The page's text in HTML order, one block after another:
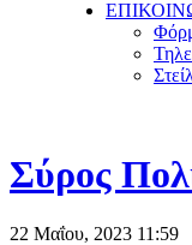
Σύρος
22 Μαΐου, 2023 11:59